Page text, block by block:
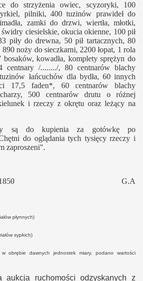
do strzyżenia owiec, scyzoryki, 100
pilniki, 400 tuzinów prawideł do
zamki do drzwi, wiertła, młotki,
ciesielskie, okucia okienne, 100 pił
piły do drewna, 50 pił tartacznych, 80
noży do sieczkarni, 2200 łopat, 1 rola
kowadła, komplety sprężyn do
centnary /......../, 80 centnarów blachy
łańcuchów dla bydła, 60 innych
17,5 faden*, 60 centnarów blachy
500 centnarów drutu o różnej
i rzeczy z okrętu oraz leżący na
są do kupienia za gotówkę po
do oglądania tych tysięcy rzeczy i
zaproszeni".
grudnia 1850 G.A
płynnych)
sypkich)
obrębie dawnych jednostek miary, podano wartości
ruchomości odzyskanych z